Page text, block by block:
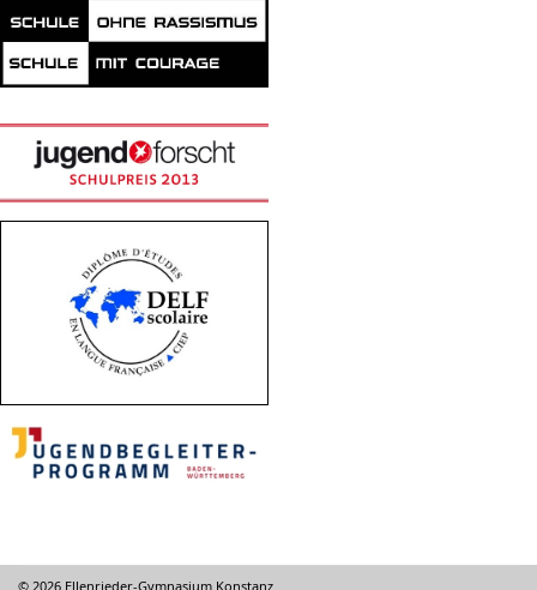
© 2026 Ellenrieder-Gymnasium Konstanz